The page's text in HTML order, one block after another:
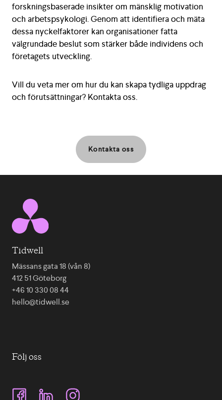
forskningsbaserade insikter om mänsklig motivation
och arbetspsykologi. Genom att identifiera och mäta
dessa nyckelfaktorer kan organisationer fatta
välgrundade beslut som stärker både individens och
företagets utveckling.
Vill du veta mer om hur du kan skapa tydliga uppdrag
och förutsättningar? Kontakta oss.
Kontakta oss
Tidwell
Mässans gata 18 (vån 8)
412 51 Göteborg
+46 10 330 08 44
hello@tidwell.se
Följ oss